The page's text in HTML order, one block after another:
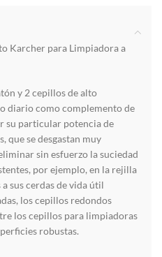
Karcher para Limpiadora a
y 2 cepillos de alto
diario como complemento de
su particular potencia de
que se desgastan muy
sin esfuerzo la suciedad
por ejemplo, en la rejilla
sus cerdas de vida útil
los cepillos redondos
los cepillos para limpiadoras
robustas.